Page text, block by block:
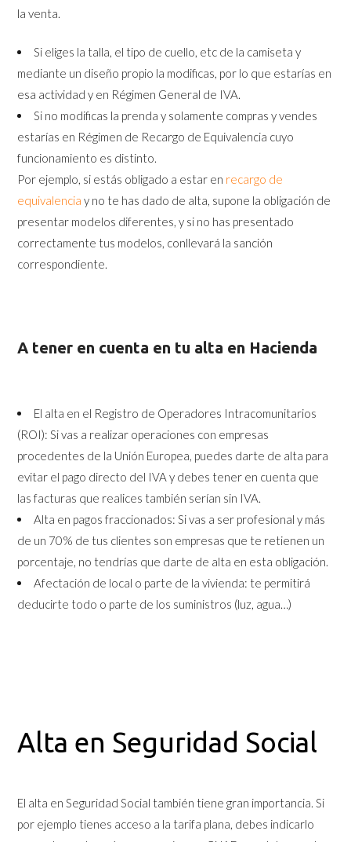
la venta.
Si eliges la talla, el tipo de cuello, etc de la camiseta y
mediante un diseño propio la modificas, por lo que estarías en
esa actividad y en Régimen General de IVA.
Si no modificas la prenda y solamente compras y vendes
estarías en Régimen de Recargo de Equivalencia cuyo
funcionamiento es distinto.
Por ejemplo, si estás obligado a estar en recargo de
equivalencia y no te has dado de alta, supone la obligación de
presentar modelos diferentes, y si no has presentado
correctamente tus modelos, conllevará la sanción
correspondiente.
A tener en cuenta en tu alta en Hacienda
El alta en el Registro de Operadores Intracomunitarios
(ROI): Si vas a realizar operaciones con empresas
procedentes de la Unión Europea, puedes darte de alta para
evitar el pago directo del IVA y debes tener en cuenta que
las facturas que realices también serían sin IVA.
Alta en pagos fraccionados: Si vas a ser profesional y más
de un 70% de tus clientes son empresas que te retienen un
porcentaje, no tendrías que darte de alta en esta obligación.
Afectación de local o parte de la vivienda: te permitirá
deducirte todo o parte de los suministros (luz, agua…)
Alta en Seguridad Social
El alta en Seguridad Social también tiene gran importancia. Si
por ejemplo tienes acceso a la tarifa plana, debes indicarlo